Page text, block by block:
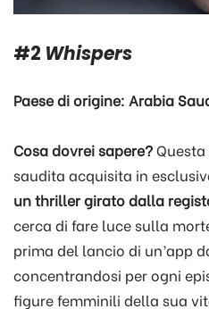
#2 Whispers
Paese di origine: Arabia
Cosa dovrei sapere?
saudita acquisita in
un thriller girato dalla
cerca di fare luce sulla
prima del lancio di un’app
concentrandosi per ogni
figure femminili della sua